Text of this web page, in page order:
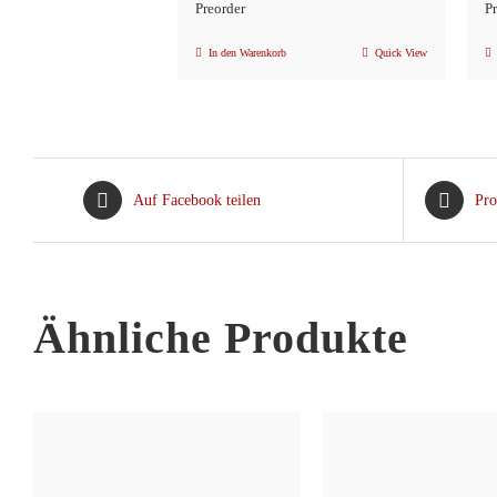
Preorder
In den Warenkorb Quick View
Auf Facebook teilen
Ähnliche Produkte